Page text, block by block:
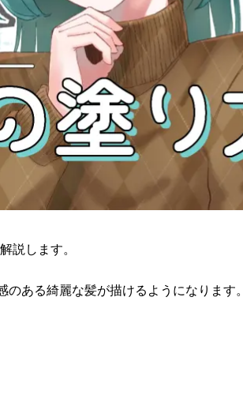
説します。
ある綺麗な髪が描けるようになります。